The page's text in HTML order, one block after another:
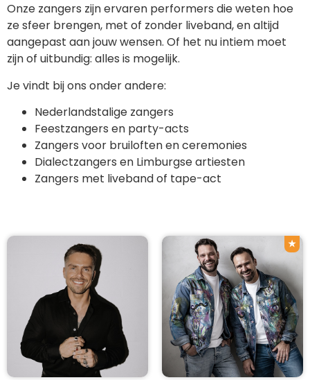
Onze zangers zijn ervaren performers die weten hoe
ze sfeer brengen, met of zonder liveband, en altijd
aangepast aan jouw wensen. Of het nu intiem moet
zijn of uitbundig: alles is mogelijk.
Je vindt bij ons onder andere:
Nederlandstalige zangers
Feestzangers en party-acts
Zangers voor bruiloften en ceremonies
Dialectzangers en Limburgse artiesten
Zangers met liveband of tape-act
★